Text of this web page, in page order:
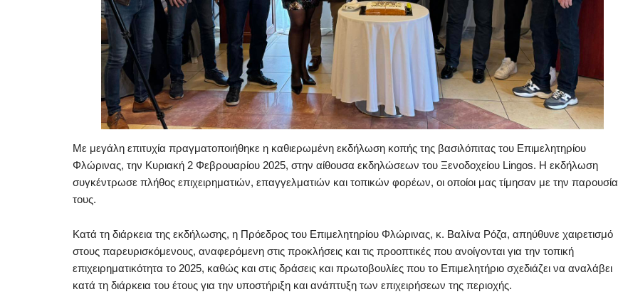
Με μεγάλη επιτυχία πραγματοποιήθηκε η καθιερωμένη εκδήλωση κοπής της βασιλόπιτας του Επιμελητηρίου
Φλώρινας, την Κυριακή 2 Φεβρουαρίου 2025, στην αίθουσα εκδηλώσεων του Ξενοδοχείου Lingos. Η εκδήλωση
συγκέντρωσε πλήθος επιχειρηματιών, επαγγελματιών και τοπικών φορέων, οι οποίοι μας τίμησαν με την παρουσία
τους.
Κατά τη διάρκεια της εκδήλωσης, η Πρόεδρος του Επιμελητηρίου Φλώρινας, κ. Βαλίνα Ρόζα, απηύθυνε χαιρετισμό
στους παρευρισκόμενους, αναφερόμενη στις προκλήσεις και τις προοπτικές που ανοίγονται για την τοπική
επιχειρηματικότητα το 2025, καθώς και στις δράσεις και πρωτοβουλίες που το Επιμελητήριο σχεδιάζει να αναλάβει
κατά τη διάρκεια του έτους για την υποστήριξη και ανάπτυξη των επιχειρήσεων της περιοχής.